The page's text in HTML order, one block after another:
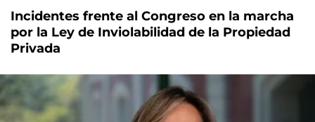
Incidentes frente al Congreso en la marcha
por la Ley de Inviolabilidad de la Propiedad
Privada